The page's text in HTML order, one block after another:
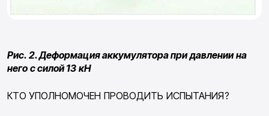
Рис. 2. Деформация аккумулятора при давлении на
него с силой 13 кН
КТО УПОЛНОМОЧЕН ПРОВОДИТЬ ИСПЫТАНИЯ?